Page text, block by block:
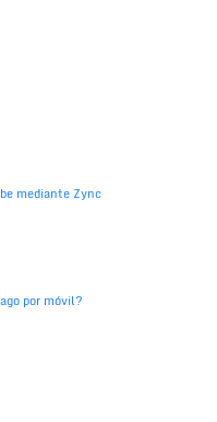
mediante Zync
por móvil?